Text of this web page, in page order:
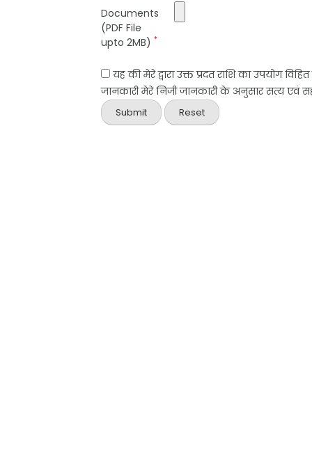
Documents
(PDF File
upto 2MB) *
यह की मेरे द्वारा उक्त प्रदत राशि का उपयोग
जानकारी मेरे निजी जानकारी के अनुसार सत्य एवं